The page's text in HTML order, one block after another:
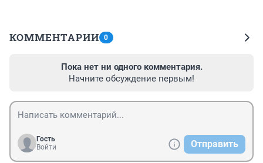
КОММЕНТАРИИ 0
Пока нет ни одного комментария.
Начните обсуждение первым!
Гость
Войти
Отправить